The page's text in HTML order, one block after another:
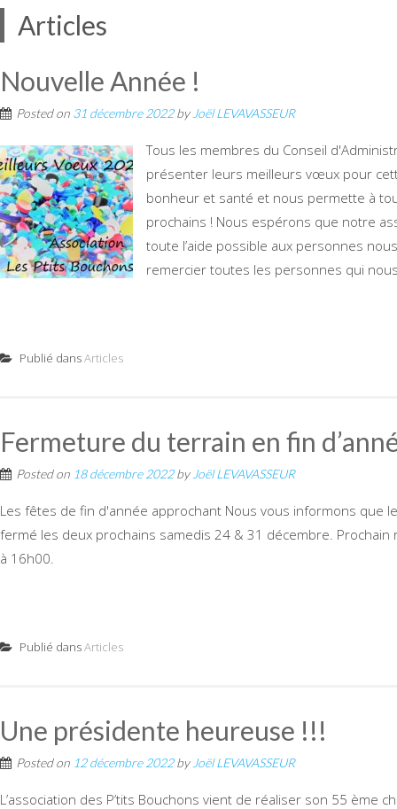
Articles
Nouvelle Année !
Posted on 31 décembre 2022by Joël LEVAVASSEUR
Tous les membres du Conseil
présenter leurs meilleurs vœux pour
bonheur et santé et nous permette à
prochains ! Nous espérons que notre
toute l’aide possible aux personnes
remercier toutes les personnes qui
Publié dansArticles
Fermeture du terrain en fin
Posted on 18 décembre 2022by Joël LEVAVASSEUR
Les fêtes de fin d'année approchant Nous vous informons que
fermé les deux prochains samedis 24 & 31 décembre.
à 16h00.
Publié dansArticles
Une présidente heureuse !!!
Posted on 12 décembre 2022by Joël LEVAVASSEUR
L’association des P’tits Bouchons vient de réaliser son 55 ème